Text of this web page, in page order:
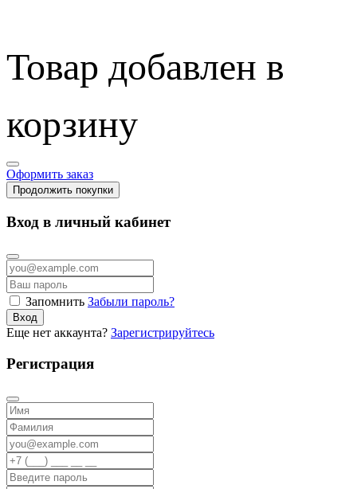
Товар добавлен в
корзину
Оформить заказ
Продолжить покупки
Вход в личный кабинет
Запомнить Забыли пароль?
Вход
Еще нет аккаунта? Зарегистрируйтесь
Регистрация